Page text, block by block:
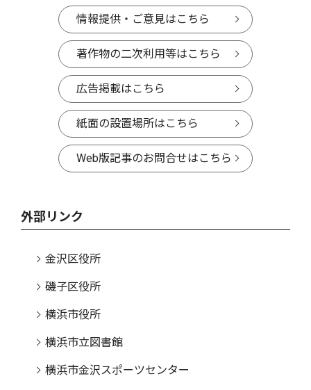
情報提供・ご意見はこちら
著作物の二次利用等はこちら
広告掲載はこちら
紙面の設置場所はこちら
Web版記事のお問合せはこちら
外部リンク
金沢区役所
磯子区役所
横浜市役所
横浜市立図書館
横浜市金沢スポーツセンター